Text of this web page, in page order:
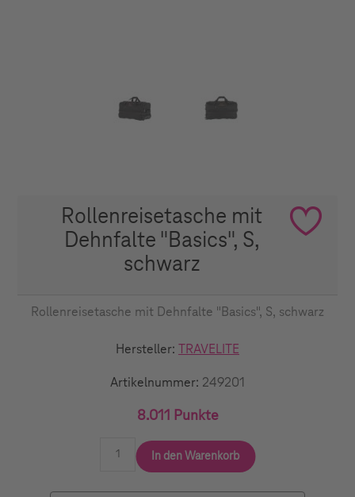
Rollenreisetasche mit
Dehnfalte "Basics", S,
schwarz
Rollenreisetasche mit Dehnfalte "Basics", S, schwarz
Hersteller: TRAVELITE
Artikelnummer: 249201
8.011 Punkte
In den Warenkorb